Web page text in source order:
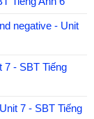
negative - Unit
7 - SBT Tiếng
7 - SBT Tiếng